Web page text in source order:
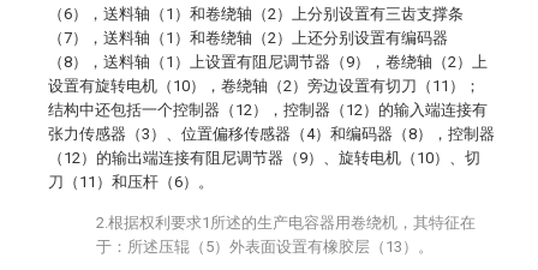
（6），送料轴（1）和卷绕轴（2）上分别设置有三齿支撑条
（7），送料轴（1）和卷绕轴（2）上还分别设置有编码器
（8），送料轴（1）上设置有阻尼调节器（9），卷绕轴（2）上
设置有旋转电机（10），卷绕轴（2）旁边设置有切刀（11）；
结构中还包括一个控制器（12），控制器（12）的输入端连接有
张力传感器（3）、位置偏移传感器（4）和编码器（8），控制器
（12）的输出端连接有阻尼调节器（9）、旋转电机（10）、切
刀（11）和压杆（6）。
2.根据权利要求1所述的生产电容器用卷绕机，其特征在
于：所述压辊（5）外表面设置有橡胶层（13）。